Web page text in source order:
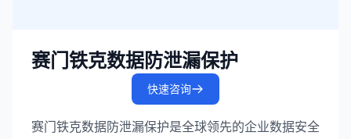
赛门铁克数据防泄漏保护
快速咨询
赛门铁克数据防泄漏保护是全球领先的企业数据安全